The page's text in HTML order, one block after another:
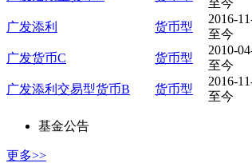
至今
广发添利 货币型
2016-
至今
广发货币C 货币型
2010-
至今
广发添利交易型货币B 货币型
2016-
至今
基金公告
更多>>